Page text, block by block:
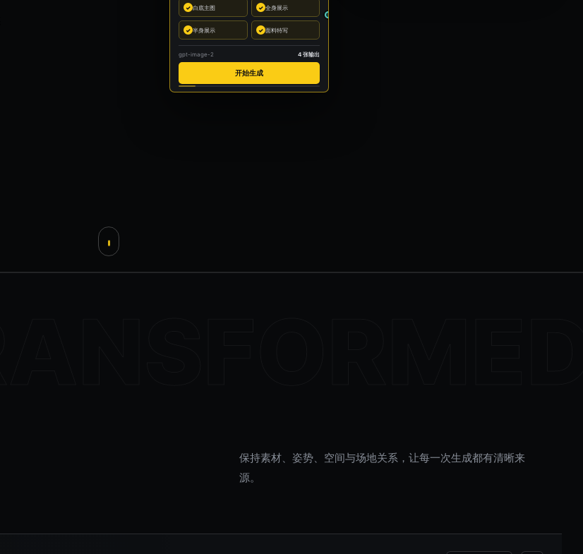
✓ 白底主图 ✓ 全身展示
✓ 半身展示 ✓ 面料特写
gpt-image-2 4 张输出
开始生成
保持素材、姿势、空间与场地关系，让每一次生成都有清晰来
源。